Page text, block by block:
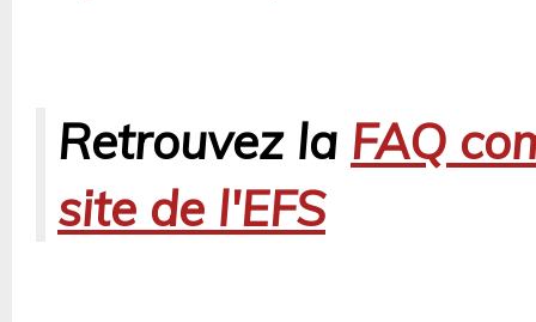
Retrouvez la FAQ
site de l'EFS